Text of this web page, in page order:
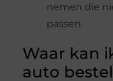
nemen die
passen.
Waar kan
auto